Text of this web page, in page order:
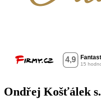
Ondřej Košťálek